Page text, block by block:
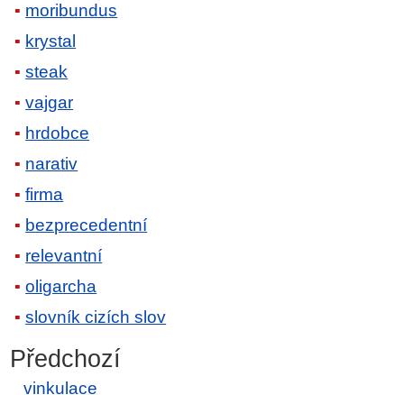
moribundus
krystal
steak
vajgar
hrdobce
narativ
firma
bezprecedentní
relevantní
oligarcha
slovník cizích slov
Předchozí
vinkulace